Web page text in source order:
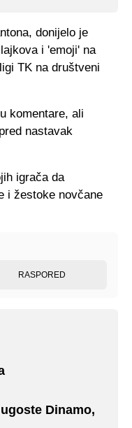
donijelo je
i 'emoji' na
TK na društveni
komentare, ali
nastavak
igrača da
i žestoke novčane
RASPORED
Dinamo,